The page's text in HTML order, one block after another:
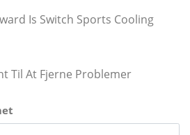
Is Switch Sports Cooling
Til At Fjerne Problemer